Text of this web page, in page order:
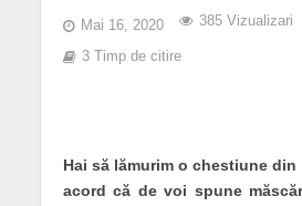
Mai 16, 2020 385 Vizualizari
3 Timp de citire
Hai să lămurim o chestiune din
acord că de voi spune